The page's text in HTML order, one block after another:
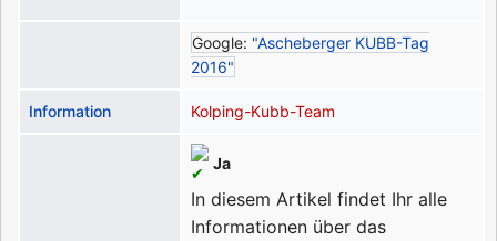
Google: "Ascheberger KUBB-Tag
2016"
Information Kolping-Kubb-Team
Ja
In diesem Artikel findet Ihr alle
Informationen über das